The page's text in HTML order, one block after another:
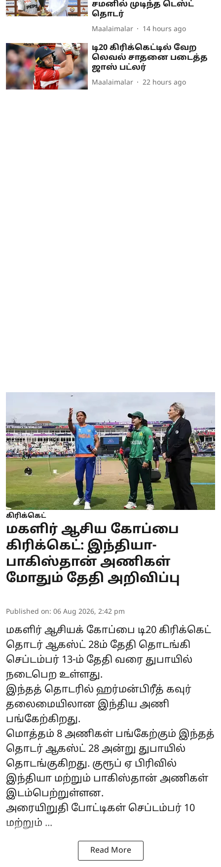
சமனில் முடிந்த டெஸ்ட்
தொடர்
Maalaimalar 14 hours ago
டி20 கிரிக்கெட்டில் வேற
லெவல் சாதனை படைத்த
ஜாஸ் பட்லர்
Maalaimalar 22 hours ago
கிரிக்கெட்
மகளிர் ஆசிய கோப்பை
கிரிக்கெட்: இந்தியா-
பாகிஸ்தான் அணிகள்
மோதும் தேதி அறிவிப்பு
Published on: 06 Aug 2026, 2:42 pm
மகளிர் ஆசியக் கோப்பை டி20 கிரிக்கெட்
தொடர் ஆகஸ்ட் 28ம் தேதி தொடங்கி
செப்டம்பர் 13-ம் தேதி வரை துபாயில்
நடைபெற உள்ளது.
இந்தத் தொடரில் ஹர்மன்பிரீத் கவுர்
தலைமையிலான இந்திய அணி
பங்கேற்கிறது.
மொத்தம் 8 அணிகள் பங்கேற்கும் இந்தத்
தொடர் ஆகஸ்ட் 28 அன்று துபாயில்
தொடங்குகிறது. குரூப் ஏ பிரிவில்
இந்தியா மற்றும் பாகிஸ்தான் அணிகள்
இடம்பெற்றுள்ளன.
அரையிறுதி போட்டிகள் செப்டம்பர் 10
மற்றும் ...
Read More